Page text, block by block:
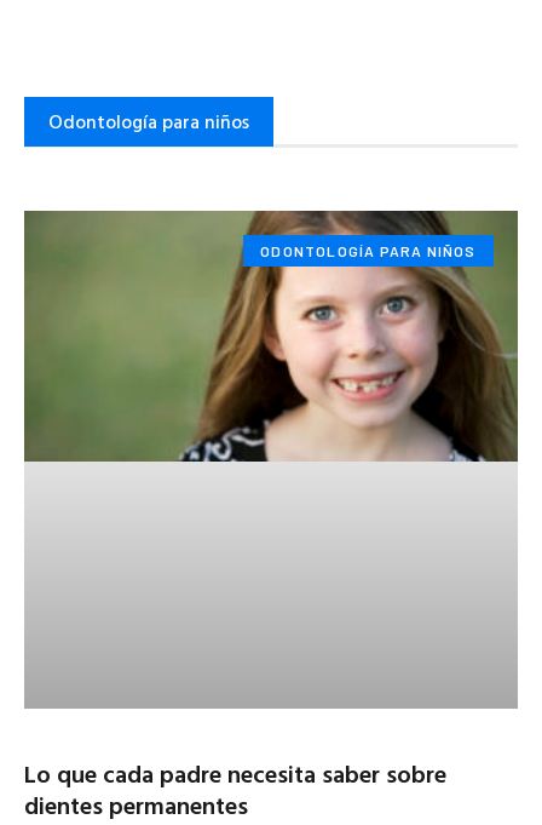
Odontología para niños
ODONTOLOGÍA PARA NIÑOS
Lo que cada padre necesita saber sobre
dientes permanentes